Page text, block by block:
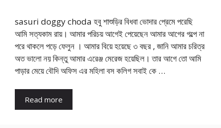
sasuri doggy choda হবু শাশুড়ির বিধবা ভোদার প্রেমে পরেছি
আমি সত্যকাম রায়। আমার পরিচয় আগেই পেয়েছেন আমার আগের গল্পে না
পরে থাকলে পড়ে ফেলুন । আমার বিয়ে হয়েছে ৩ বছর , জানি আমার চরিত্র
অত ভালো নয় কিন্তু আমার এরেঞ্জ মেরেজ হয়েছিল। তার আগে তো আমি
পাড়ার মেয়ে বৌদি অফিস এর মহিলা বস কলিগ সবাই কে …
Read more